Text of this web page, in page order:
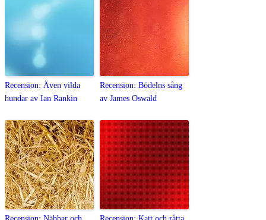
Recension: Även vilda
hundar av Ian Rankin
Recension: Bödelns sång
av James Oswald